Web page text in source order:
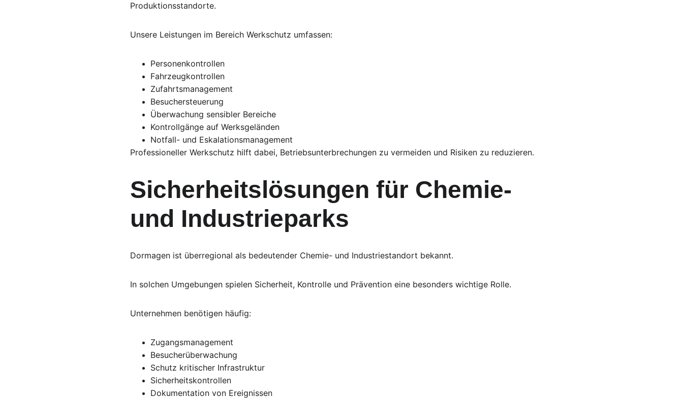
Produktionsstandorte.
Unsere Leistungen im Bereich Werkschutz umfassen:
Personenkontrollen
Fahrzeugkontrollen
Zufahrtsmanagement
Besuchersteuerung
Überwachung sensibler Bereiche
Kontrollgänge auf Werksgeländen
Notfall- und Eskalationsmanagement
Professioneller Werkschutz hilft dabei, Betriebsunterbrechungen zu vermeiden und Risiken zu reduzieren.
Sicherheitslösungen für Chemie-
und Industrieparks
Dormagen ist überregional als bedeutender Chemie- und Industriestandort bekannt.
In solchen Umgebungen spielen Sicherheit, Kontrolle und Prävention eine besonders wichtige Rolle.
Unternehmen benötigen häufig:
Zugangsmanagement
Besucherüberwachung
Schutz kritischer Infrastruktur
Sicherheitskontrollen
Dokumentation von Ereignissen